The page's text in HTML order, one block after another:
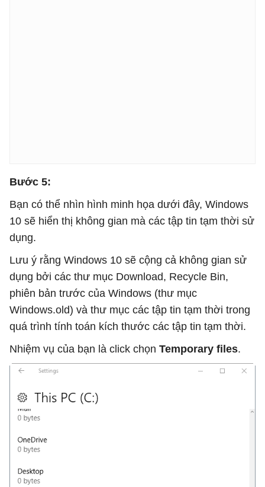
Bước 5:
Bạn có thể nhìn hình minh họa dưới đây, Windows
10 sẽ hiển thị không gian mà các tập tin tạm thời sử
dụng.
Lưu ý rằng Windows 10 sẽ cộng cả không gian sử
dụng bởi các thư mục Download, Recycle Bin,
phiên bản trước của Windows (thư mục
Windows.old) và thư mục các tập tin tạm thời trong
quá trình tính toán kích thước các tập tin tạm thời.
Nhiệm vụ của bạn là click chọn Temporary files.